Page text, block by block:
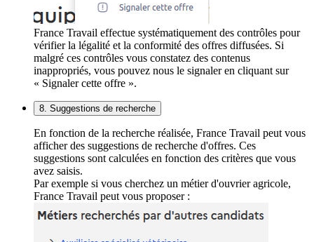
France Travail effectue systématiquement des contrôles pour
vérifier la légalité et la conformité des offres diffusées. Si
malgré ces contrôles vous constatez des contenus
inappropriés, vous pouvez nous le signaler en cliquant sur
« Signaler cette offre ».
8. Suggestions de recherche
En fonction de la recherche réalisée, France Travail peut vous
afficher des suggestions de recherche d'offres. Ces
suggestions sont calculées en fonction des critères que vous
avez saisis.
Par exemple si vous cherchez un métier d'ouvrier agricole,
France Travail peut vous proposer :